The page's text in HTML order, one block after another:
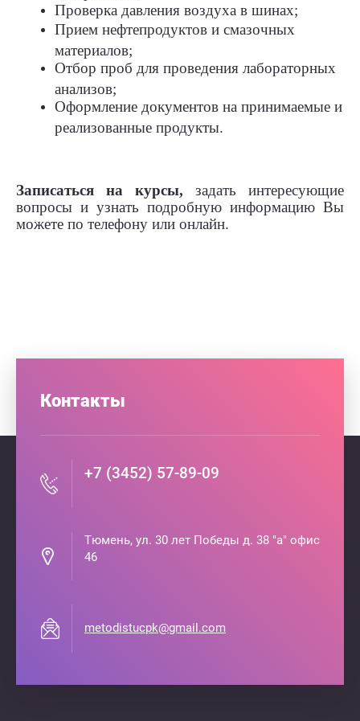
Проверка давления воздуха в шинах;
Прием нефтепродуктов и смазочных
материалов;
Отбор проб для проведения лабораторных
анализов;
Оформление документов на принимаемые и
реализованные продукты.
Записаться на курсы, задать интересующие
вопросы и узнать подробную информацию Вы
можете по телефону или онлайн.
Контакты
+7 (3452) 57-89-09
Тюмень, ул. 30 лет Победы д. 38 "а" офис
46
metodistucpk@gmail.com